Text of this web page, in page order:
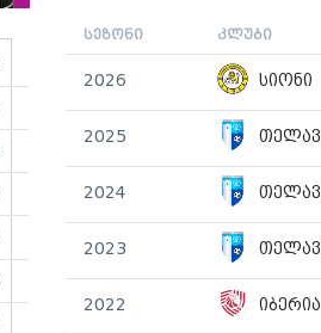
სეზონი კლუბი
2026 სიონი
2025
2024
2023
2022